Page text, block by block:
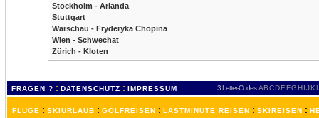
Stockholm - Arlanda
Stuttgart
Warschau - Fryderyka Chopina
Wien - Schwechat
Zürich - Kloten
FRAGEN ? : DATENSCHUTZ : IMPRESSUM 3 Letter-Codes ABCDEFGH IJKL
FLÜGE : SKIURLAUB : GOLFREISEN : LASTMINUTE REISEN : SKIREISEN :